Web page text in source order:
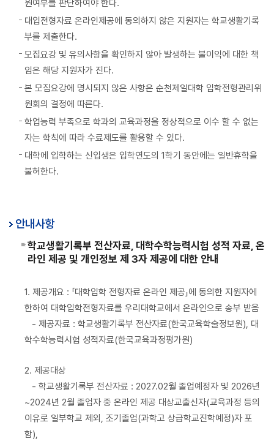
원여부를 판단하여야 한다.
대입전형자료 온라인제공에 동의하지 않은 지원자는 학교생활기록
부를 제출한다.
모집요강 및 유의사항을 확인하지 않아 발생하는 불이익에 대한 책
임은 해당 지원자가 진다.
본 모집요강에 명시되지 않은 사항은 순천제일대학 입학전형관리위
원회의 결정에 따른다.
학업능력 부족으로 학과의 교육과정을 정상적으로 이수 할 수 없는
자는 학칙에 따라 수료제도를 활용할 수 있다.
대학에 입학하는 신입생은 입학연도의 1학기 동안에는 일반휴학을
불허한다.
안내사항
학교생활기록부 전산자료, 대학수학능력시험 성적 자료, 온
라인 제공 및 개인정보 제 3자 제공에 대한 안내
1. 제공개요 : 「대학입학 전형자료 온라인 제공」에 동의한 지원자에
한하여 대학입학전형자료를 우리대학교에서 온라인으로 송부 받음
- 제공자료 : 학교생활기록부 전산자료(한국교육학술정보원), 대
학수학능력시험 성적자료(한국교육과정평가원)
2. 제공대상
- 학교생활기록부 전산자료 : 2027.02월 졸업예정자 및 2026년
~2024년 2월 졸업자 중 온라인 제공 대상교출신자(교육과정 등의
이유로 일부학교 제외, 조기졸업(과학고 상급학교진학예정)자 포
함),